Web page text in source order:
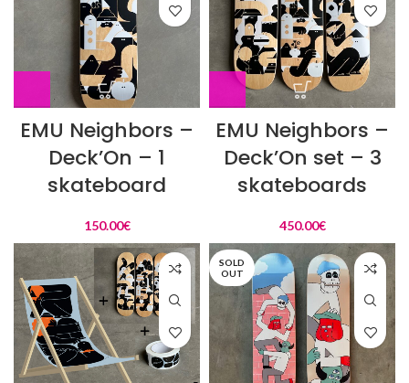
EMU Neighbors –
Deck’On – 1
skateboard
150.00€
EMU Neighbors –
Deck’On set – 3
skateboards
450.00€
SOLD
OUT